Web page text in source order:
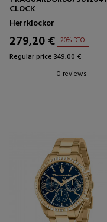
CLOCK
Herrklockor
279,20 € 20% DTO.
Regular price 349,00 €
0 reviews